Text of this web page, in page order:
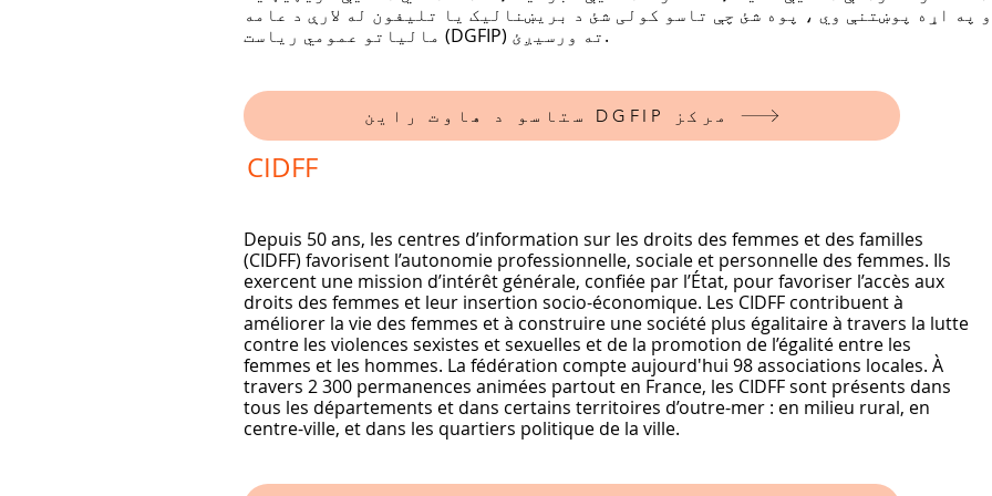
په اړه پوښتنې وي ، پوه شئ چې تاسو کولی شئ د بریښنالیک یا تلیفون له لارې د عامه
مالیاتو عمومي ریاست (DGFIP) ته ورسیږئ.
ستاسو د هاوت راین DGFIP مرکز
CIDFF
Depuis 50 ans, les centres d’information sur les droits des femmes et des familles
(CIDFF) favorisent l’autonomie professionnelle, sociale et personnelle des femmes. Ils
exercent une mission d’intérêt générale, confiée par l’État, pour favoriser l’accès aux
droits des femmes et leur insertion socio-économique. Les CIDFF contribuent à
améliorer la vie des femmes et à construire une société plus égalitaire à travers la lutte
contre les violences sexistes et sexuelles et de la promotion de l’égalité entre les
femmes et les hommes. La fédération compte aujourd'hui 98 associations locales. À
travers 2 300 permanences animées partout en France, les CIDFF sont présents dans
tous les départements et dans certains territoires d’outre-mer : en milieu rural, en
centre-ville, et dans les quartiers politique de la ville.